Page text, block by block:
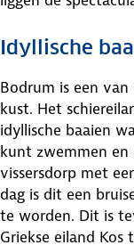
Idyllische
Bodrum is een van
kust. Het
idyllische baaien
kunt zwemmen en
vissersdorp met
dag is dit een
te worden. Dit is
Griekse eiland